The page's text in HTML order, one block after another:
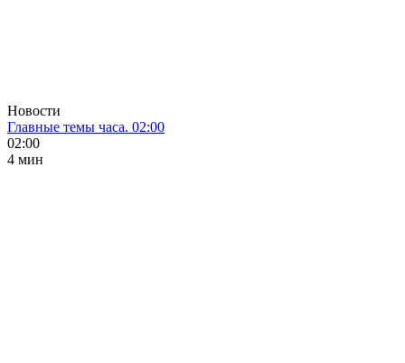
Новости
Главные темы часа. 02:00
02:00
4 мин